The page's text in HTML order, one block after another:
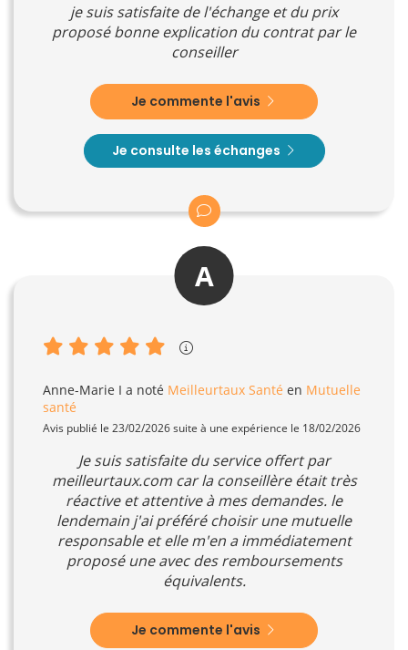
je suis satisfaite de l'échange et du prix
proposé bonne explication du contrat par le
conseiller
Je commente l'avis
Je consulte les échanges
A
Anne-Marie I a noté Meilleurtaux Santé en Mutuelle
santé
Avis publié le 23/02/2026 suite à une expérience le 18/02/2026
Je suis satisfaite du service offert par
meilleurtaux.com car la conseillère était très
réactive et attentive à mes demandes. le
lendemain j'ai préféré choisir une mutuelle
responsable et elle m'en a immédiatement
proposé une avec des remboursements
équivalents.
Je commente l'avis